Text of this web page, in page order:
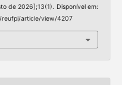
de 2026];13(1). Disponível em:
article/view/4207